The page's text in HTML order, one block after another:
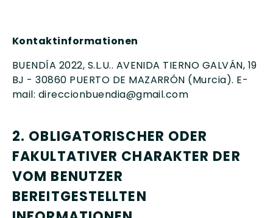
Kontaktinformationen
BUENDÍA 2022, S.L.U.. AVENIDA TIERNO GALVÁN, 19
BJ - 30860 PUERTO DE MAZARRÓN (Murcia). E-
mail: direccionbuendia@gmail.com
2. OBLIGATORISCHER ODER
FAKULTATIVER CHARAKTER DER
VOM BENUTZER
BEREITGESTELLTEN